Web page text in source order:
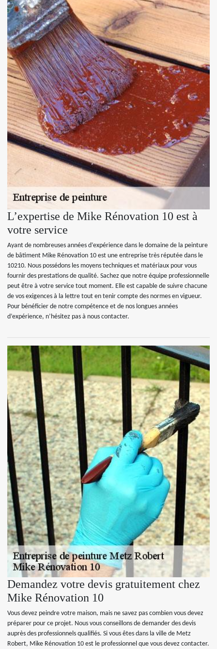
L’expertise de Mike Rénovation 10 est à
votre service
Ayant de nombreuses années d’expérience dans le domaine de la peinture
de bâtiment Mike Rénovation 10 est une entreprise très réputée dans le
10210. Nous possédons les moyens techniques et matériaux pour vous
fournir des prestations de qualité. Sachez que notre équipe professionnelle
peut être à votre service tout moment. Elle est capable de suivre chacune
de vos exigences à la lettre tout en tenir compte des normes en vigueur.
Pour bénéficier de notre compétence et de nos longues années
d’expérience, n’hésitez pas à nous contacter.
Demandez votre devis gratuitement chez
Mike Rénovation 10
Vous devez peindre votre maison, mais ne savez pas combien vous devez
préparer pour ce projet. Nous vous conseillons de demander des devis
auprès des professionnels qualifiés. Si vous êtes dans la ville de Metz
Robert, Mike Rénovation 10 est le professionnel que vous devez contacter.